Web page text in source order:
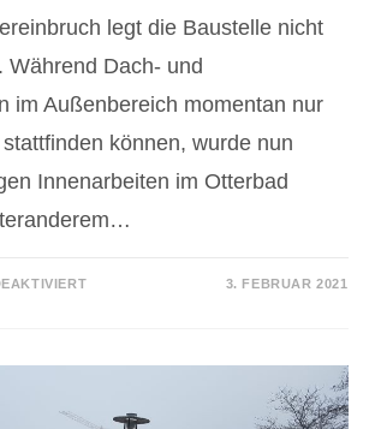
legt die Baustelle nicht
Während Dach- und
im Außenbereich momentan nur
können, wurde nun
Innenarbeiten im Otterbad
FÜR
WEITER
3. FEBRUAR 2021